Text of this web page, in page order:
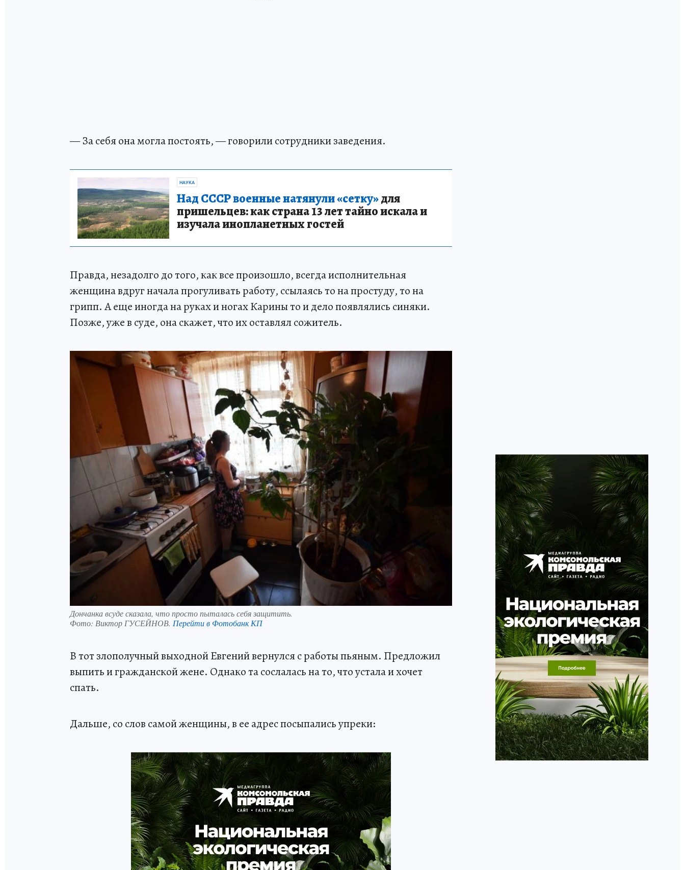
— За себя она могла постоять, — говорили сотрудники заведения.
НАУКА
Над СССР военные натянули «сетку»для
пришельцев: как страна 13 лет тайно искала и
изучала инопланетных гостей
Правда, незадолго до того, как все произошло, всегда исполнительная
женщина вдруг начала прогуливать работу, ссылаясь то на простуду, то на
грипп. А еще иногда на руках и ногах Карины то и дело появлялись синяки.
Позже, уже в суде, она скажет, что их оставлял сожитель.
Дончанка всуде сказала, что просто пыталась себя защитить.
Фото: Виктор ГУСЕЙНОВ. Перейти в Фотобанк КП
В тот злополучный выходной Евгений вернулся с работы пьяным. Предложил
выпить и гражданской жене. Однако та сослалась на то, что устала и хочет
спать.
Дальше, со слов самой женщины, в ее адрес посыпались упреки: